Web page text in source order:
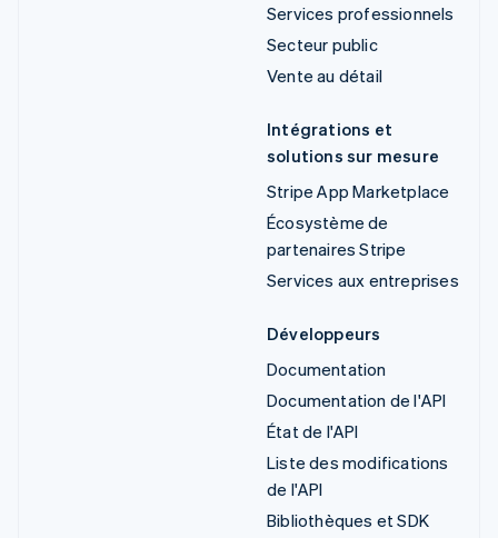
Services professionnels
Secteur public
Vente au détail
Intégrations et
solutions sur mesure
Stripe App Marketplace
Écosystème de
partenaires Stripe
Services aux entreprises
Développeurs
Documentation
Documentation de l'API
État de l'API
Liste des modifications
de l'API
Bibliothèques et SDK